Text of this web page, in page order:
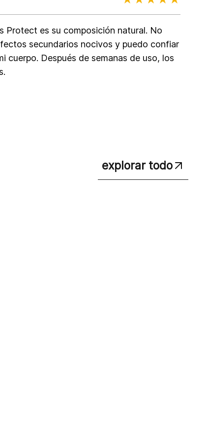
Protect es su composición natural. No
secundarios nocivos y puedo confiar
cuerpo. Después de semanas de uso, los
explorar todo